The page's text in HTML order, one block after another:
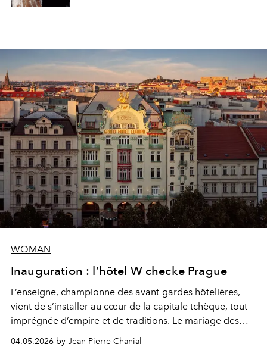
WOMAN
Inauguration : l’hôtel W checke Prague
L’enseigne, championne des avant-gardes hôtelières,
vient de s’installer au cœur de la capitale tchèque, tout
imprégnée d’empire et de traditions. Le mariage des
04.05.2026 by Jean-Pierre Chanial